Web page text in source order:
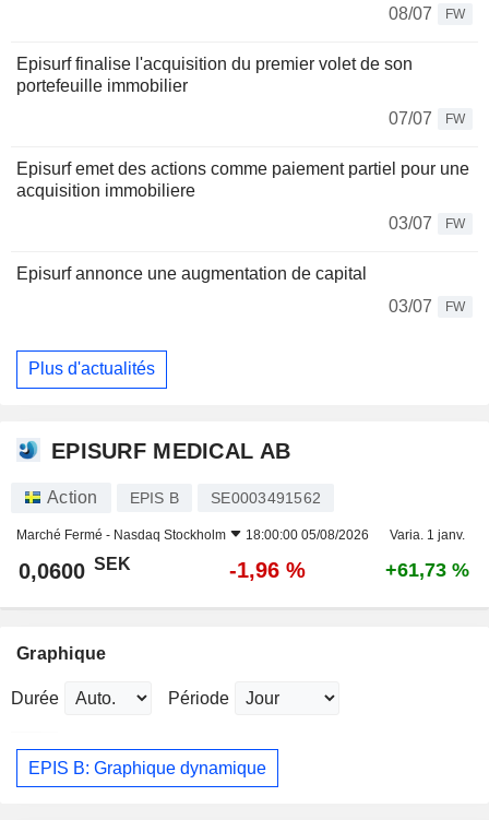
08/07
FW
Episurf finalise l'acquisition du premier volet de son
portefeuille immobilier
07/07
FW
Episurf emet des actions comme paiement partiel pour une
acquisition immobiliere
03/07
FW
Episurf annonce une augmentation de capital
03/07
FW
Plus d'actualités
EPISURF MEDICAL AB
Action EPIS B SE0003491562
Marché Fermé - Nasdaq Stockholm 18:00:00 05/08/2026 Varia. 1 janv.
0,0600 SEK -1,96 % +61,73 %
Graphique
Durée Période
EPIS B: Graphique dynamique